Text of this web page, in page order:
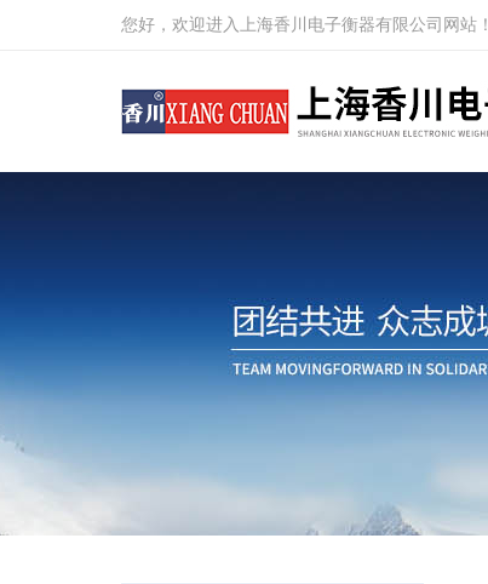
您好，欢迎进入上海香川电子衡器有限公司网站！